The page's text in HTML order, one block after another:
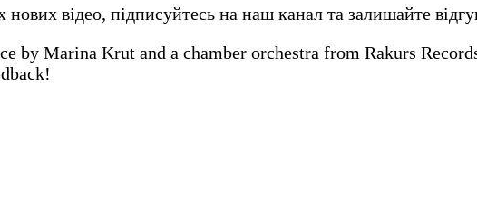
відео, підписуйтесь на наш канал та залишайте
by Marina Krut and a chamber orchestra from Rakurs